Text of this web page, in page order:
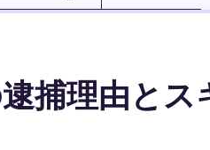
捕理由とス